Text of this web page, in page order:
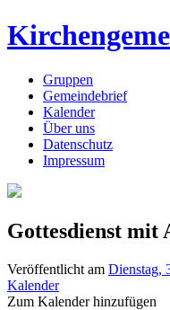
Gruppen
Gemeindebrief
Kalender
Über uns
Datenschutz
Impressum
Gottesdienst mit
Veröffentlicht am Dienstag,
Kalender
Zum Kalender hinzufügen